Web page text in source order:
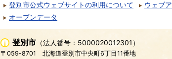
登別市公式ウェブサイトの利用について ウェブ
オープンデータ
登別市 （法人番号：5000020012301）
〒059-8701
北海道登別市中央町6丁目11番地